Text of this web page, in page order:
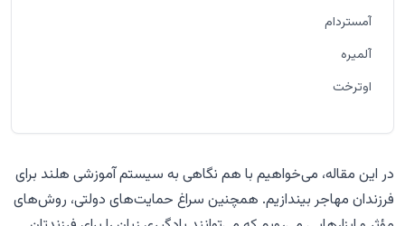
آمستردام
آلمیره
اوترخت
چه زمانی باید به گفتاردرمانی فکر کرد
در این مقاله، می‌خواهیم با هم نگاهی به سیستم آموزشی هلند برای
فرزندان مهاجر بیندازیم. همچنین سراغ حمایت‌های دولتی، روش‌های